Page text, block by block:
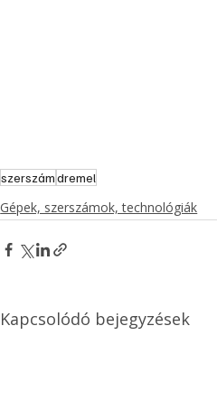
szerszámdremel
Gépek, szerszámok, technológiák
Kapcsolódó bejegyzések